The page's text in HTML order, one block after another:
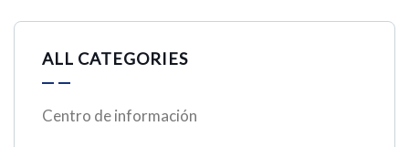
ALL CATEGORIES
Centro de información